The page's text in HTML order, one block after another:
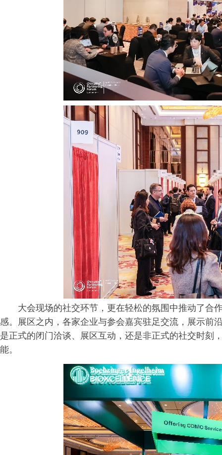
大会现场的社交环节，更在轻松的氛围中推动了合
感。展区之内，各家企业与参会嘉宾驻足交流，展示前
是正式的闭门洽谈、展区互动，还是非正式的社交时刻
能。